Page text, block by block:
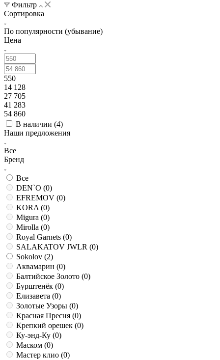
Фильтр
Сортировка
По популярности (убывание)
Цена
550
14 128
27 705
41 283
54 860
В наличии (4)
Наши предложения
Все
Бренд
Все
DEN`O (0)
EFREMOV (0)
KORA (0)
Migura (0)
Mirolla (0)
Royal Garnets (0)
SALAKATOV JWLR (0)
Sokolov (2)
Аквамарин (0)
Балтийское Золото (0)
Бурштенёк (0)
Елизавета (0)
Золотые Узоры (0)
Красная Пресня (0)
Крепкий орешек (0)
Ку-энд-Ку (0)
Маском (0)
Мастер клио (0)